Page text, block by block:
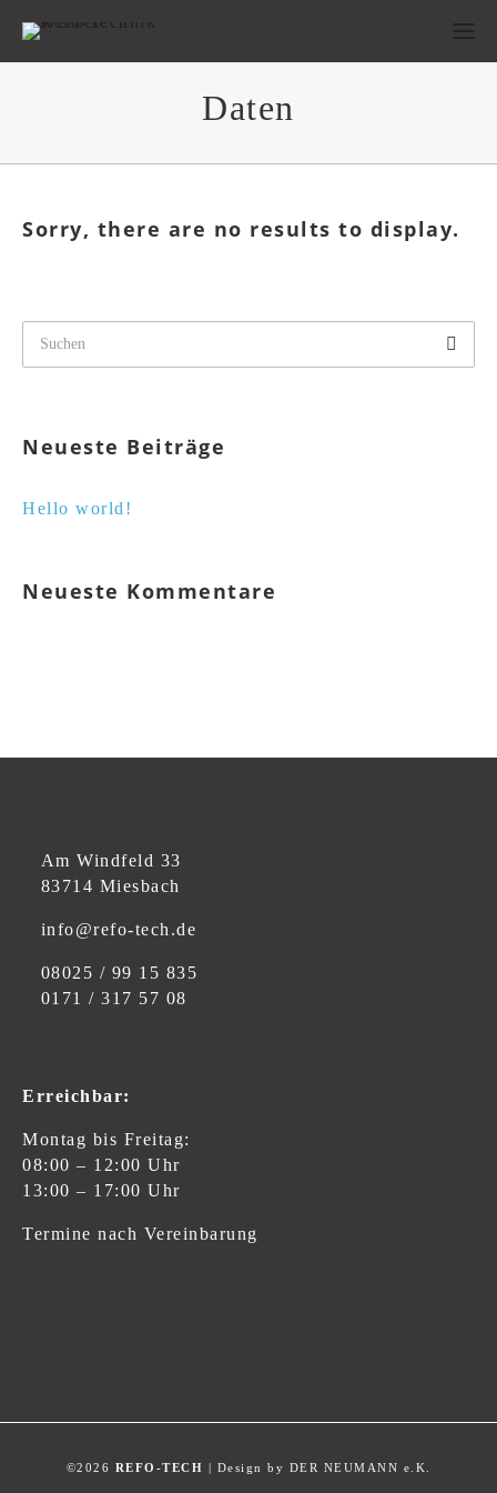
Daten
Sorry, there are no results to display.
Neueste Beiträge
Hello world!
Neueste Kommentare
Am Windfeld 33
83714 Miesbach
info@refo-tech.de
08025 / 99 15 835
0171 / 317 57 08
Erreichbar:
Montag bis Freitag:
08:00 – 12:00 Uhr
13:00 – 17:00 Uhr
Termine nach Vereinbarung
©2026 REFO-TECH | Design by DER NEUMANN e.K.